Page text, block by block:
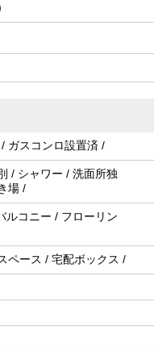
ガスコンロ設置済 /
/ シャワー / 洗面所独
場 /
ルコニー / フローリン
ペース / 宅配ボックス /